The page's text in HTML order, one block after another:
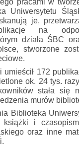
Uniwersytetu
je,
na
działa ŚBC
stworzone
172
ok. 24 tys.
stała się
murów
Biblioteka
i
oraz inne